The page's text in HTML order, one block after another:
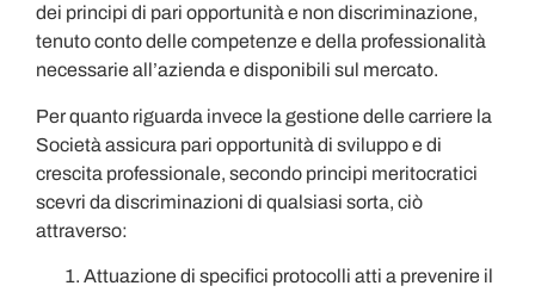
dei principi di pari opportunità e non discriminazione,
tenuto conto delle competenze e della professionalità
necessarie all’azienda e disponibili sul mercato.
Per quanto riguarda invece la gestione delle carriere la
Società assicura pari opportunità di sviluppo e di
crescita professionale, secondo principi meritocratici
scevri da discriminazioni di qualsiasi sorta, ciò
attraverso:
Attuazione di specifici protocolli atti a prevenire il